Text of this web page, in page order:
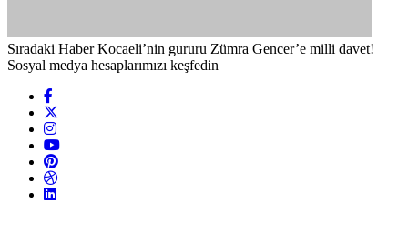
Sıradaki Haber Kocaeli’nin gururu Zümra Gencer’e milli davet!
Sosyal medya hesaplarımızı keşfedin